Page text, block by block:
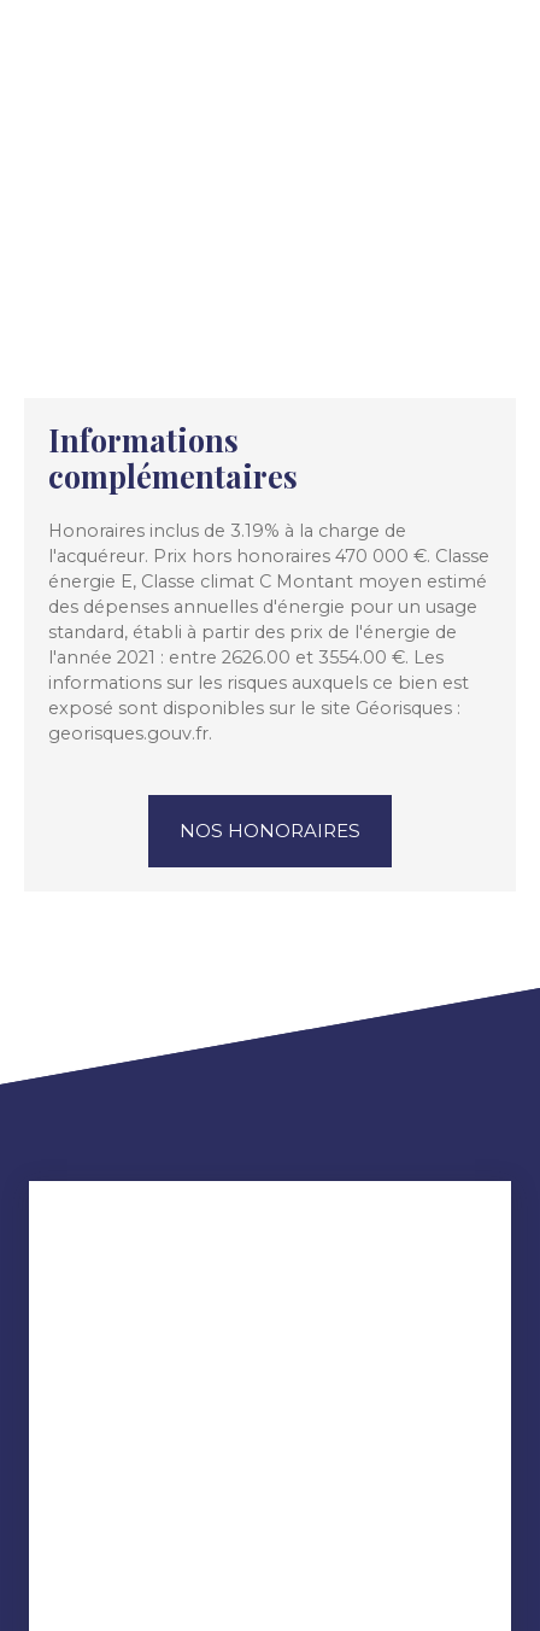
Informations
complémentaires
Honoraires inclus de 3.19% à la charge de
l'acquéreur. Prix hors honoraires 470 000 €. Classe
énergie E, Classe climat C Montant moyen estimé
des dépenses annuelles d'énergie pour un usage
standard, établi à partir des prix de l'énergie de
l'année 2021 : entre 2626.00 et 3554.00 €. Les
informations sur les risques auxquels ce bien est
exposé sont disponibles sur le site Géorisques :
georisques.gouv.fr.
NOS HONORAIRES